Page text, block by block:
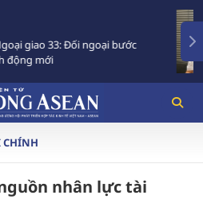
ý Luật Phát triển đô thị: Cần chuyển
chế' sang chủ động 'kiến tạo cơ chế'
CHÍNH
nhân lực tài